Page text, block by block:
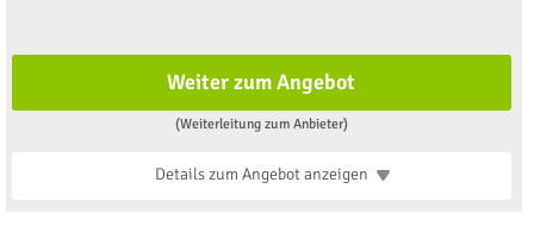
Weiter zum Angebot
(Weiterleitung zum Anbieter)
Details zum Angebotanzeigen